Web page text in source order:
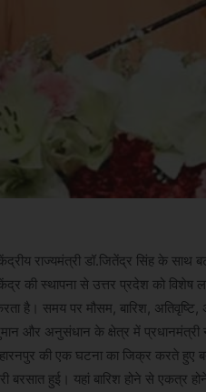
राज्यमंत्री डॉ.जितेंद्र सिंह के
की स्थापना से उत्तर प्रदेश को विशेष
है। समय पर मौसम, बारिश, अतिवृष्टि,
और अनुसंधान के क्षेत्र में
की एक घटना का जिक्र करते हुए
बरसात हुई। यहां बारिश होने से